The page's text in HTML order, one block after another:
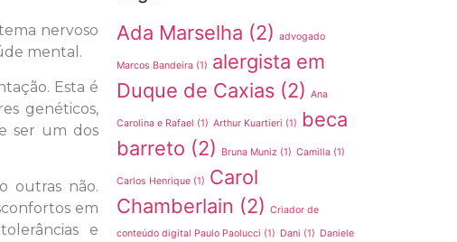
nervoso
mental.
Esta é
genéticos,
ser um dos
outras não.
em
e
Ada Marselha (2) advogado
Marcos Bandeira (1) alergista em
Duque de Caxias (2) Ana
Carolina e Rafael (1) Arthur Kuartieri (1)
beca
barreto (2) Bruna Muniz (1) Camilla (1)
Carlos Henrique (1) Carol
Chamberlain (2) Criador de
conteúdo digital Paulo Paolucci (1) Dani (1) Daniele